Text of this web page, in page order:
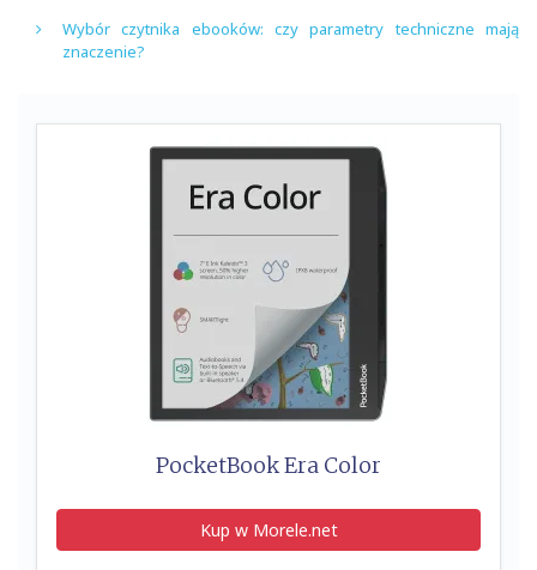
Wybór czytnika ebooków: czy parametry techniczne mają
znaczenie?
PocketBook Era Color
Kup w Morele.net